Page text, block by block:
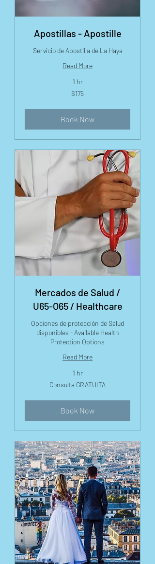
Apostillas - Apostille
Servicio de Apostilla de La Haya
Read More
1 hr
$175
Book Now
Mercados de Salud /
U65-O65 / Healthcare
Opciones de protección de Salud
disponibles - Available Health
Protection Options
Read More
1 hr
Consulta GRATUITA
Book Now